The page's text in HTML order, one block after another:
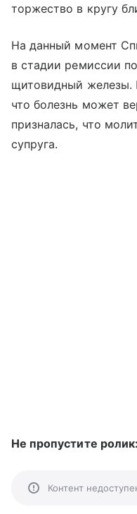
торжество в кругу
На данный момент
в стадии ремиссии
щитовидный железы.
что болезнь может
призналась, что
супруга.
Не пропустите ролик:
Контент